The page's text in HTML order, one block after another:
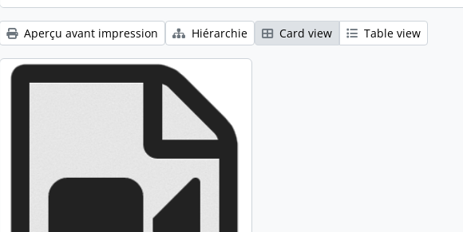
Aperçu avant impression Hiérarchie Card view Table view